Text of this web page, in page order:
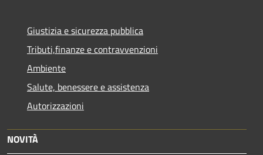
Giustizia e sicurezza pubblica
Tributi,finanze e contravvenzioni
Ambiente
Salute, benessere e assistenza
Autorizzazioni
NOVITÀ